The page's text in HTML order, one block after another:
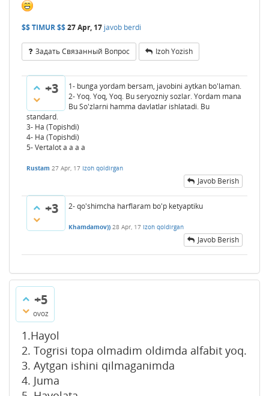
$$ TIMUR $$27 Apr, 17 javob berdi
Задать Связанный Вопрос Izoh Yozish
+3
1- bunga yordam bersam, javobini aytkan bo'laman.
2- Yoq. Yoq, Yoq. Bu seryozniy sozlar. Yordam mana
Bu So'zlarni hamma davlatlar ishlatadi. Bu
standard.
3- Ha (Topishdi)
4- Ha (Topishdi)
5- Vertalot a a a a
Rustam 27 Apr, 17 Izoh qoldirgan
Javob Berish
+3 2- qo'shimcha harflaram bo'p ketyaptiku
Khamdamov)) 28 Apr, 17 Izoh qoldirgan
Javob Berish
+5
ovoz
1.Hayol
2. Togrisi topa olmadim oldimda alfabit yoq.
3. Aytgan ishini qilmaganimda
4. Juma